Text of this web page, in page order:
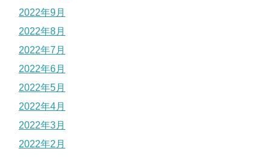
2022年9月
2022年8月
2022年7月
2022年6月
2022年5月
2022年4月
2022年3月
2022年2月